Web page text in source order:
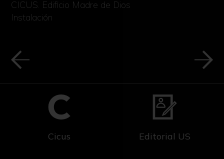
CICUS. Edificio Madre de Dios
Instalación
Cicus Editorial US